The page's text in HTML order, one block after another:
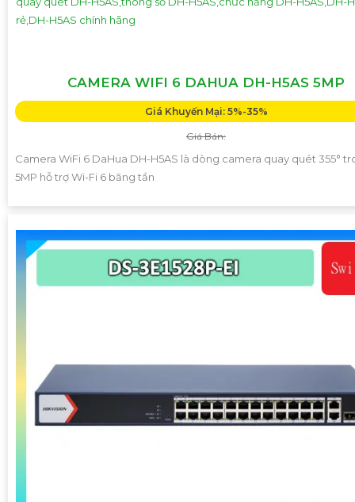
CAMERA WIFI 6 DAHUA DH-H5AS 5MP
Giá Khuyến Mại: 5%-35%
Giá Bán:
Camera WiFi 6 DaHua DH-H5AS là dòng camera quay quét 355°
5MP hỗ trợ Wi-Fi 6 băng tần